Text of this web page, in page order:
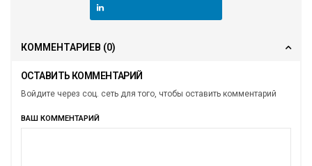
КОММЕНТАРИЕВ (0)
ОСТАВИТЬ КОММЕНТАРИЙ
Войдите через соц. сеть для того, чтобы оставить комментарий
ВАШ КОММЕНТАРИЙ